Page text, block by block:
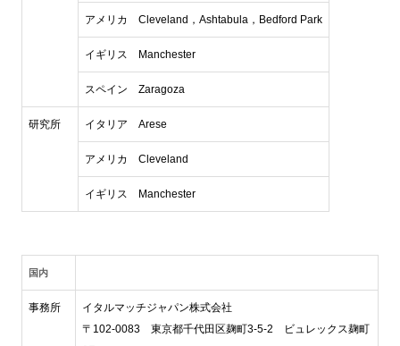
アメリカ Cleveland，Ashtabula，Bedford Park
イギリス Manchester
スペイン Zaragoza
研究所 イタリア Arese
アメリカ Cleveland
イギリス Manchester
国内
事務所
イタルマッチジャパン株式会社
〒102-0083 東京都千代田区麹町3-5-2 ビュレックス麹町